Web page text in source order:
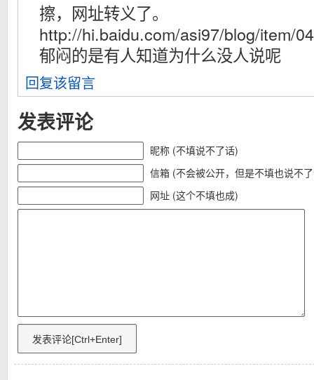
擦，网址转义了。
http://hi.baidu.com/asi97/blog/item/
郁闷的是有人知道为什么没人说呢
回复该留言
发表评论
昵称 (不填说不了话)
信箱 (不会被公开，但是不填也说不
网址 (这个不填也成)